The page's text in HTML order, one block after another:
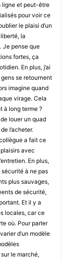
ligne et peut-être
pour voir ce
le plaisi d’un
la
Je pense que
fortes, ça
En plus, j’ai
se retournent
imagine quand
virage. Cela
à long terme ?
louer un quad
l’acheter.
a fait ce
avec
En plus,
à ne pas
plus sauvages,
de sécurité,
Et il y a
locales, car ce
où. Pour parler
d’un modèle
le marché,